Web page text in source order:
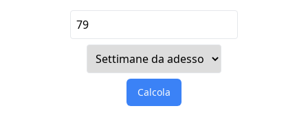
Calcola